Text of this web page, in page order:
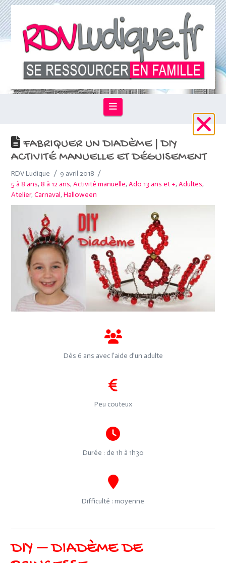
Navigation
FABRIQUER UN DIADÈME | DIY
ACTIVITÉ MANUELLE ET DÉGUISEMENT
RDV Ludique
9 avril 2018
5 à 8 ans,8 à 12 ans,Activité manuelle,Ado 13 ans et +,Adultes,
Atelier,Carnaval,Halloween
Dès 6 ans avec l’aide d’un adulte
Peu couteux
Durée : de 1h à 1h30
Difficulté : moyenne
DIY – DIADÈME DE